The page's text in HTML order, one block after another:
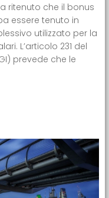
ritenuto che il bonus
essere tenuto in
utilizzato per la
L’articolo 231 del
prevede che le